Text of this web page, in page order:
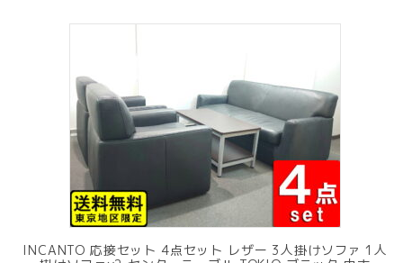
INCANTO 応接セット 4点セット レザー 3人掛けソファ 1人